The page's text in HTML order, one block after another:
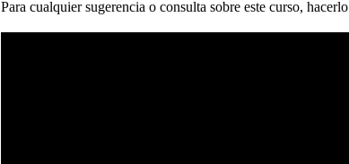
Para cualquier sugerencia o consulta sobre este curso,